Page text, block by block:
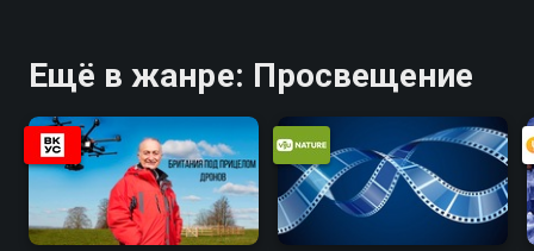
Ещё в жанре: Просвещение